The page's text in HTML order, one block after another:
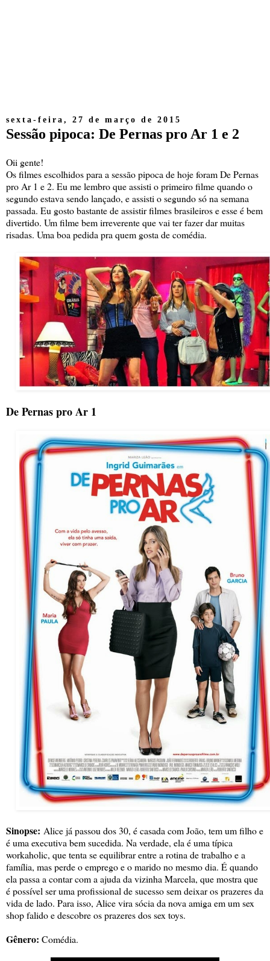
sexta-feira, 27 de março de 2015
Sessão pipoca: De Pernas pro Ar 1 e 2
Oii gente!
Os filmes escolhidos para a sessão pipoca de hoje foram De Pernas
pro Ar 1 e 2. Eu me lembro que assisti o primeiro filme quando o
segundo estava sendo lançado, e assisti o segundo só na semana
passada. Eu gosto bastante de assistir filmes brasileiros e esse é bem
divertido. Um filme bem irreverente que vai ter fazer dar muitas
risadas. Uma boa pedida pra quem gosta de comédia.
De Pernas pro Ar 1
Sinopse: Alice já passou dos 30, é casada com João, tem um filho e
é uma executiva bem sucedida. Na verdade, ela é uma típica
workaholic, que tenta se equilibrar entre a rotina de trabalho e a
família, mas perde o emprego e o marido no mesmo dia. É quando
ela passa a contar com a ajuda da vizinha Marcela, que mostra que
é possível ser uma profissional de sucesso sem deixar os prazeres da
vida de lado. Para isso, Alice vira sócia da nova amiga em um sex
shop falido e descobre os prazeres dos sex toys.
Gênero: Comédia.